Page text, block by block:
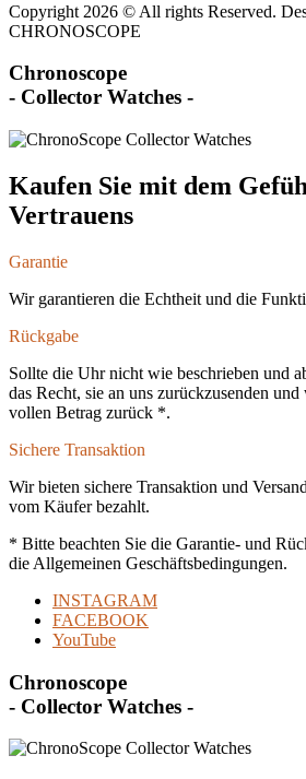
Copyright 2026 © All rights Reserved.
CHRONOSCOPE
Chronoscope
- Collector Watches -
Kaufen Sie mit dem
Vertrauens
Garantie
Wir garantieren die Echtheit und die
Rückgabe
Sollte die Uhr nicht wie beschrieben und
das Recht, sie an uns zurückzusenden
vollen Betrag zurück *.
Sichere Transaktion
Wir bieten sichere Transaktion und
vom Käufer bezahlt.
* Bitte beachten Sie die Garantie- und
die Allgemeinen Geschäftsbedingungen.
INSTAGRAM
FACEBOOK
YouTube
Chronoscope
- Collector Watches -